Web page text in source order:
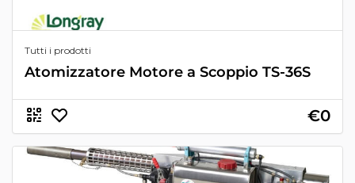
Tutti i prodotti
Atomizzatore Motore a Scoppio TS-36S
€0